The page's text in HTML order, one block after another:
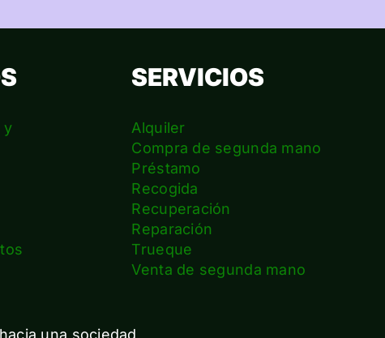
y
SERVICIOS
Alquiler
Compra de segunda mano
Préstamo
Recogida
Recuperación
Reparación
Trueque
Venta de segunda mano
una sociedad